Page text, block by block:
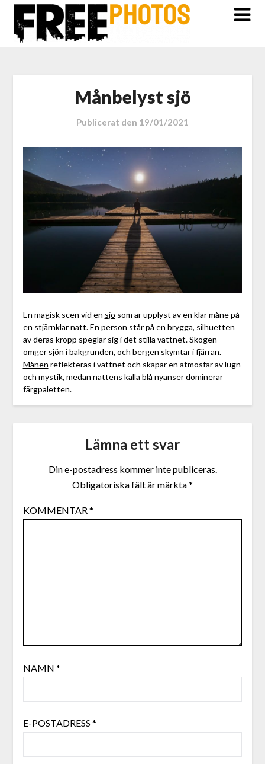
Månbelyst sjö
Publicerat den 19/01/2021
En magisk scen vid en sjö som är upplyst av en klar måne på
en stjärnklar natt. En person står på en brygga, silhuetten
av deras kropp speglar sig i det stilla vattnet. Skogen
omger sjön i bakgrunden, och bergen skymtar i fjärran.
Månen reflekteras i vattnet och skapar en atmosfär av lugn
och mystik, medan nattens kalla blå nyanser dominerar
färgpaletten.
Lämna ett svar
Din e-postadress kommer inte publiceras.
Obligatoriska fält är märkta*
KOMMENTAR *
NAMN *
E-POSTADRESS *